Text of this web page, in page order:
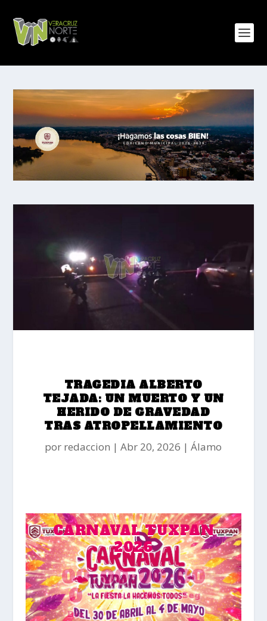
TRAGEDIA ALBERTO
TEJADA: UN MUERTO Y UN
HERIDO DE GRAVEDAD
TRAS ATROPELLAMIENTO
por redaccion Abr 20, 2026 Álamo
CARNAVAL TUXPAN
2026
00
0
Día
:00
Hrs
:00
Min
:00
Seg